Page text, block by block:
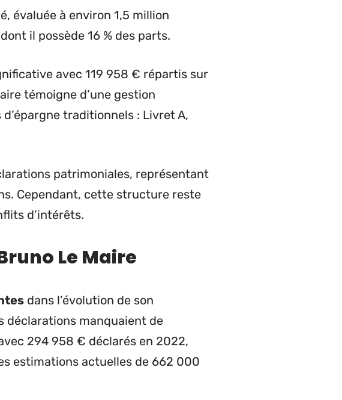
évaluée à environ 1,5 million
il possède 16 % des parts.
avec 119 958 € répartis sur
témoigne d’une gestion
traditionnels : Livret A,
patrimoniales, représentant
Cependant, cette structure reste
d’intérêts.
Le Maire
dans l’évolution de son
déclarations manquaient de
294 958 € déclarés en 2022,
estimations actuelles de 662 000